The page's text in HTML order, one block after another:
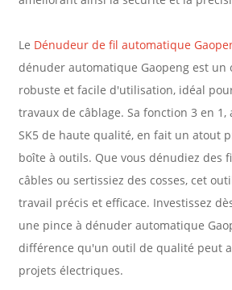
Le Dénudeur de fil automatique
dénuder automatique Gaopeng est un
robuste et facile d'utilisation, idéal
travaux de câblage. Sa fonction 3 en 1,
SK5 de haute qualité, en fait un atout
boîte à outils. Que vous dénudiez des
câbles ou sertissiez des cosses, cet
travail précis et efficace. Investissez
une pince à dénuder automatique
différence qu'un outil de qualité peut
projets électriques.